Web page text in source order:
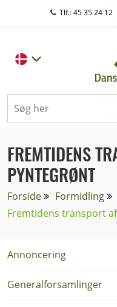
Tlf.: 45 35 24 12
FREMTIDENS
PYNTEGRØNT
Forside Formidling
Fremtidens transport
Annoncering
Generalforsamlinger